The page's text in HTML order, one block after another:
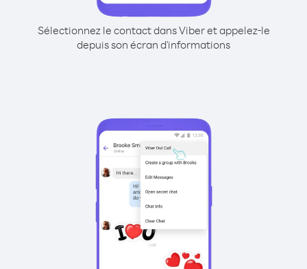
Sélectionnez le contact dans Viber et appelez-le
depuis son écran d'informations